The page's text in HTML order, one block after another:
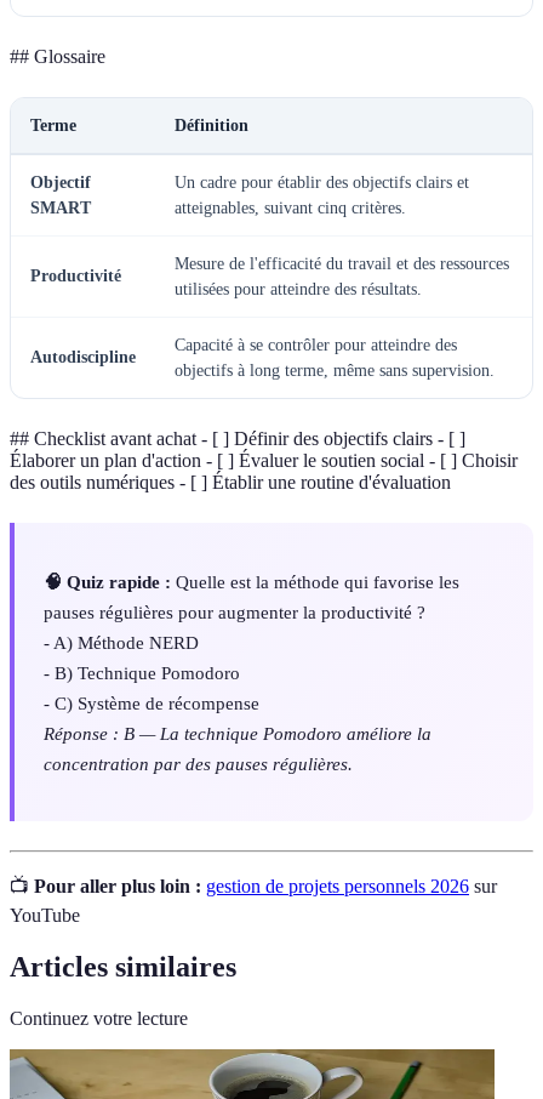
## Glossaire
Terme Définition
Objectif
SMART
Un cadre pour établir des objectifs clairs et
atteignables, suivant cinq critères.
Productivité
Mesure de l'efficacité du travail et des ressources
utilisées pour atteindre des résultats.
Autodiscipline
Capacité à se contrôler pour atteindre des
objectifs à long terme, même sans supervision.
## Checklist avant achat - [ ] Définir des objectifs clairs - [ ]
Élaborer un plan d'action - [ ] Évaluer le soutien social - [ ] Choisir
des outils numériques - [ ] Établir une routine d'évaluation
🧠 Quiz rapide : Quelle est la méthode qui favorise les
pauses régulières pour augmenter la productivité ?
- A) Méthode NERD
- B) Technique Pomodoro
- C) Système de récompense
Réponse : B — La technique Pomodoro améliore la
concentration par des pauses régulières.
📺 Pour aller plus loin : gestion de projets personnels 2026 sur
YouTube
Articles similaires
Continuez votre lecture